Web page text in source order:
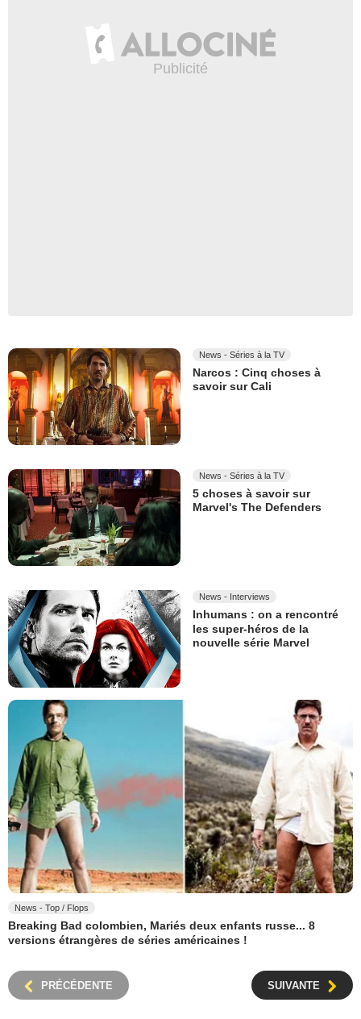
News - Séries à la TV
Narcos : Cinq choses à
savoir sur Cali
News - Séries à la TV
5 choses à savoir sur
Marvel's The Defenders
News - Interviews
Inhumans : on a rencontré
les super-héros de la
nouvelle série Marvel
News - Top / Flops
Breaking Bad colombien, Mariés deux enfants russe... 8
versions étrangères de séries américaines !
PRÉCÉDENTE SUIVANTE